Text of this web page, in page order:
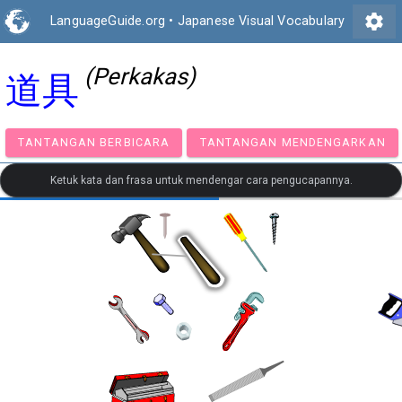
LanguageGuide.org • Japanese Visual Vocabulary settings
道具 (Perkakas)
TANTANGAN BERBICARA TANTANGAN
Ketuk kata dan frasa untuk mendengar cara pengucapannya.